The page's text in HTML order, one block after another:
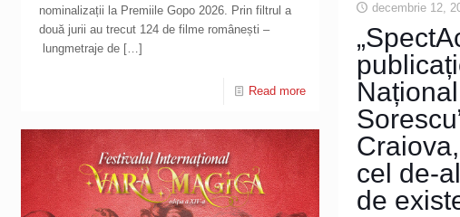
nominalizații la Premiile Gopo 2026. Prin filtrul a
două jurii au trecut 124 de filme românești –
lungmetraje de[…]
Read more
decembrie 12,
cel de-
de